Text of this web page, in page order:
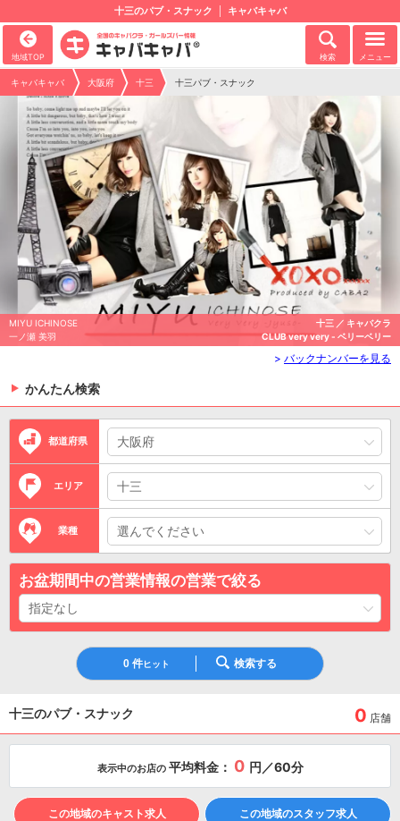
十三のパブ・スナック キャバキャバ
地域TOP 検索 メニュー
キャバキャバ 大阪府 十三 十三パブ・スナック
MIYU ICHINOSE
一ノ瀬 美羽
十三 ／ キャバクラ
CLUB very very - ベリーベリー
> バックナンバーを見る
かんたん検索
都道府県
エリア
業種
お盆期間中の営業情報の営業で絞る
0 件ヒット 検索する
十三のパブ・スナック 0 店舗
表示中のお店の 平均料金： 0 円／60分
この地域のキャスト求人 この地域のスタッフ求人